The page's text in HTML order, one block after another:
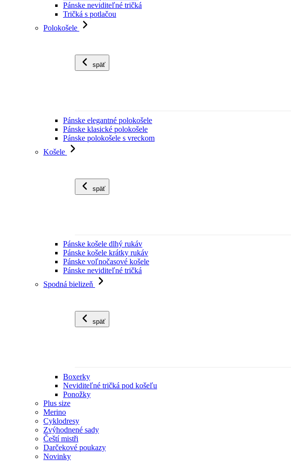
Pánske neviditeľné tričká
Tričká s potlačou
Polokošele
späť
Pánske elegantné polokošele
Pánske klasické polokošele
Pánske polokošele s vreckom
Košele
späť
Pánske košele dlhý rukáv
Pánske košele krátky rukáv
Pánske voľnočasové košele
Pánske neviditeľné tričká
Spodná bielizeň
späť
Boxerky
Neviditeľné tričká pod košeľu
Ponožky
Plus size
Merino
Cyklodresy
Zvýhodnené sady
Čeští mistři
Darčekové poukazy
Novinky